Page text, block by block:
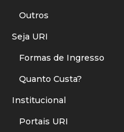
Outros
Seja URI
Formas de Ingresso
Quanto Custa?
Institucional
Portais URI